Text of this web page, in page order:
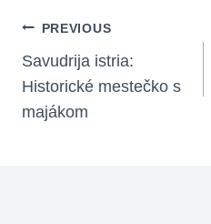
Navigácia
V
Článku
PREVIOUS
Savudrija istria:
Historické mestečko s
majákom